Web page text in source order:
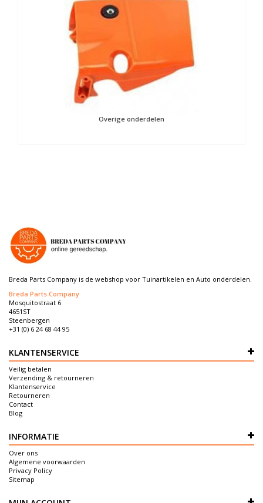
Overige onderdelen
Breda Parts Company is de webshop voor Tuinartikelen en Auto onderdelen.
Breda Parts Company
Mosquitostraat 6
4651ST
Steenbergen
+31 (0) 6 24 68 44 95
KLANTENSERVICE
Veilig betalen
Verzending & retourneren
Klantenservice
Retourneren
Contact
Blog
INFORMATIE
Over ons
Algemene voorwaarden
Privacy Policy
Sitemap